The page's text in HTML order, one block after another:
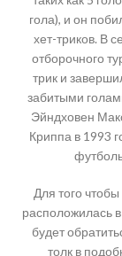
гола), и он
хет-триков. В
отборочного
трик и
забитыми
Эйндховен
Криппа в 1993
Для того
расположилась
будет
толк в